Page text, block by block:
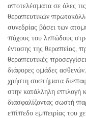
αποτελέσματα σε όλες
θεραπευτικών
συνεδρίας βάσει των
πάχους του λιπώδους
έντασης της θεραπείας,
θεραπευτικές
διάφορες ομάδες
χρήστη συστήματα
στην κατάλληλη επιλογή
διασφαλίζοντας σωστή
επίπεδο εμπειρίας του